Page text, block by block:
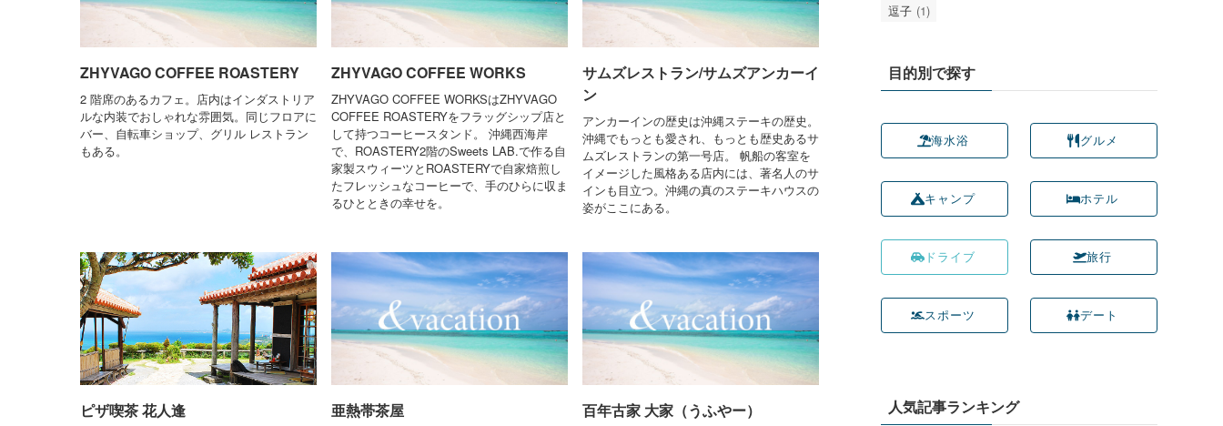
ZHYVAGO COFFEE ROASTERY
2 階席のあるカフェ。店内はインダストリア
ルな内装でおしゃれな雰囲気。同じフロアに
バー、自転車ショップ、グリル レストラン
もある。
ZHYVAGO COFFEE WORKS
ZHYVAGO COFFEE WORKSはZHYVAGO
COFFEE ROASTERYをフラッグシップ店と
して持つコーヒースタンド。 沖縄西海岸
で、ROASTERY2階のSweets LAB.で作る自
家製スウィーツとROASTERYで自家焙煎し
たフレッシュなコーヒーで、手のひらに収ま
るひとときの幸せを。
サムズレストラン/サムズアンカーイ
ン
アンカーインの歴史は沖縄ステーキの歴史。
沖縄でもっとも愛され、もっとも歴史あるサ
ムズレストランの第一号店。 帆船の客室を
イメージした風格ある店内には、著名人のサ
インも目立つ。沖縄の真のステーキハウスの
姿がここにある。
ピザ喫茶 花人逢 亜熱帯茶屋 百年古家 大家（うふやー）
逗子 (1)
目的別で探す
海水浴
キャンプ
ドライブ
スポーツ
グルメ
ホテル
旅行
デート
人気記事ランキング